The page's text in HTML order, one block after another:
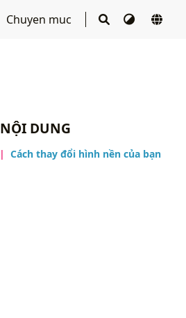
Chuyen muc
NỘI DUNG
Cách thay đổi hình nền của bạn